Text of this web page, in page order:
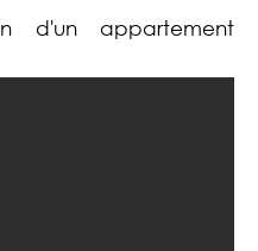
d'un appartement